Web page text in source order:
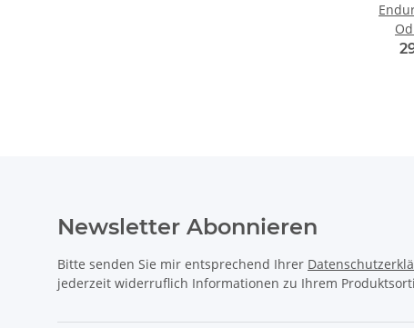
Newsletter Abonnieren
Bitte senden Sie mir entsprechend Ihrer
jederzeit widerruflich Informationen zu Ihrem